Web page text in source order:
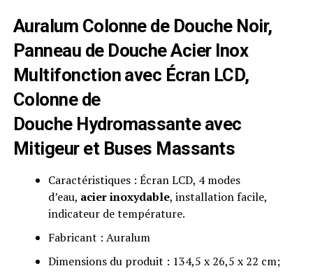
Auralum Colonne de Douche Noir,
Panneau de Douche Acier Inox
Multifonction avec Écran LCD,
Colonne de
Douche Hydromassanteavec
Mitigeur et Buses Massants
Caractéristiques : Écran LCD, 4 modes
d’eau, acier inoxydable, installation facile,
indicateur de température.
Fabricant : Auralum
Dimensions du produit : 134,5 x 26,5 x 22 cm;